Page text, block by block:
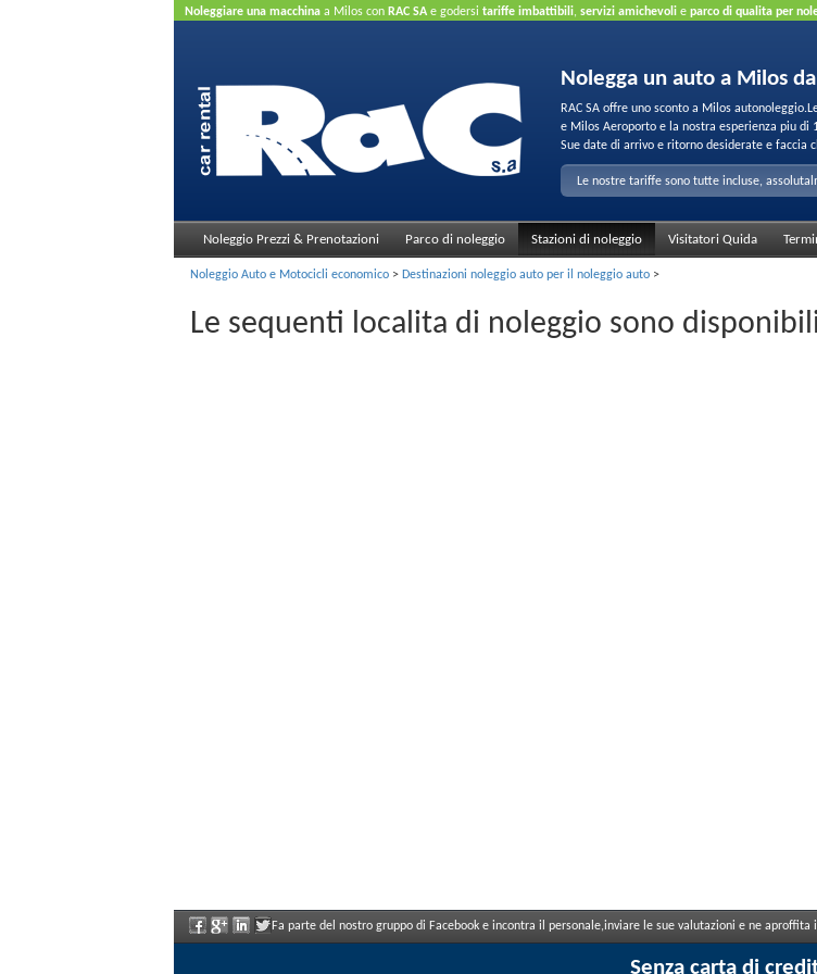
Noleggiare una macchina a Milos con RAC SA e godersi tariffe imbattibili, servizi amichevoli e parco di qualita per
Nolegga un auto a Milos
RAC SA offre uno sconto a Milos
e Milos Aeroporto e la nostra esperienza piu di
Sue date di arrivo e ritorno desiderate e faccia
Le nostre tariffe sono tutte incluse,
Noleggio Prezzi & Prenotazioni Parco di noleggio Stazioni di noleggio Visitatori Quida
Noleggio Auto e Motocicli economico > Destinazioni noleggio auto per il noleggio auto >
Le sequenti localita di noleggio sono
Fa parte del nostro gruppo di Facebook e incontra il personale,inviare le sue valutazioni e ne
Senza carta di